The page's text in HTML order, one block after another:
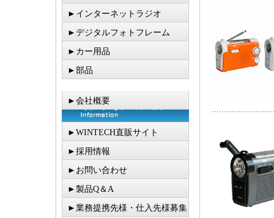
►インターネットラジオ
►デジタルフォトフレーム
►カー用品
►部品
►会社概要
►WINTECH直販サイト
►採用情報
►お問い合わせ
►製品Q＆A
►業務提携先様・仕入先様募集